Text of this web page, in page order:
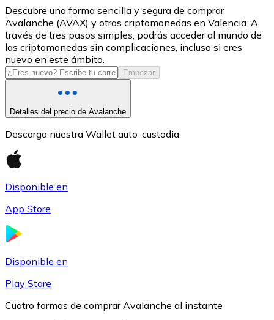
USD Coin
USDC
Litecoin
LTC
Descubre una forma sencilla y segura de comprar
Avalanche (AVAX) y otras criptomonedas en Valencia. A
través de tres pasos simples, podrás acceder al mundo de
las criptomonedas sin complicaciones, incluso si eres
nuevo en este ámbito.
Empezar
Detalles del precio de Avalanche
Descarga nuestra Wallet auto-custodia
Disponible en
App Store
Disponible en
Play Store
Cuatro formas de comprar Avalanche al instante